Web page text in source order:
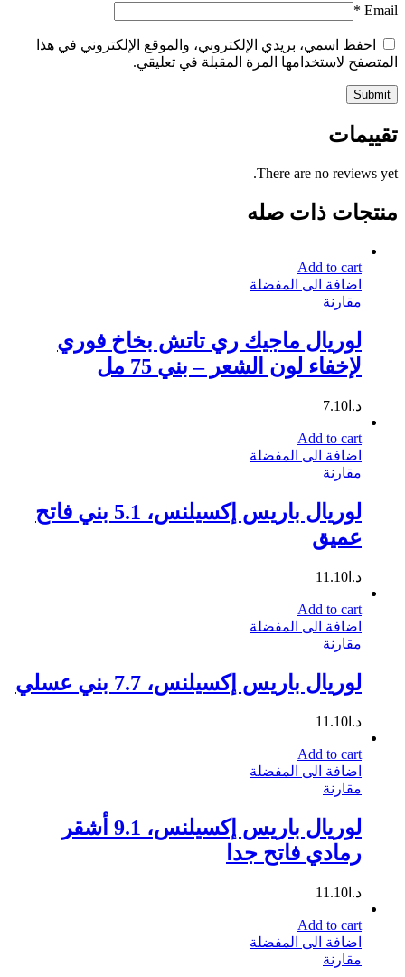
Email
*
احفظ اسمي، بريدي الإلكتروني، والموقع الإلكتروني في هذا
المتصفح لاستخدامها المرة المقبلة في تعليقي.
تقييمات
There are no reviews yet.
منتجات ذات صله
Add to cart
اضافة الى المفضلة
مقارنة
لوريال ماجيك ري تاتش بخاخ فوري
لإخفاء لون الشعر – بني 75 مل
د.ا 7.10
Add to cart
اضافة الى المفضلة
مقارنة
لوريال باريس إكسيلنس، 5.1 بني فاتح
عميق
د.ا 11.10
Add to cart
اضافة الى المفضلة
مقارنة
لوريال باريس إكسيلنس، 7.7 بني عسلي
د.ا 11.10
Add to cart
اضافة الى المفضلة
مقارنة
لوريال باريس إكسيلنس، 9.1 أشقر
رمادي فاتح جدا
د.ا 11.10
Add to cart
اضافة الى المفضلة
مقارنة